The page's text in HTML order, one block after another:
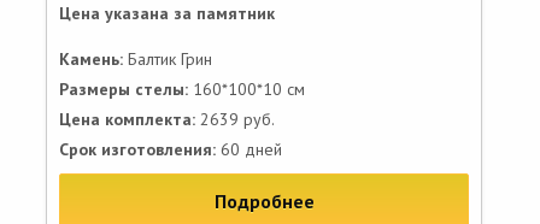
Цена указана за памятник
Камень: Балтик Грин
Размеры стелы: 160*100*10 см
Цена комплекта: 2639 руб.
Срок изготовления: 60 дней
Подробнее